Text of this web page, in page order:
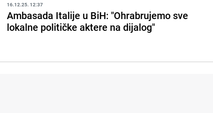
16.12.25. 12:37
Ambasada Italije u BiH: "Ohrabrujemo sve
lokalne političke aktere na dijalog"